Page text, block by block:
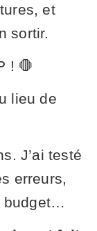
et
sortir.
! 🛑
lieu de
J’ai testé
erreurs,